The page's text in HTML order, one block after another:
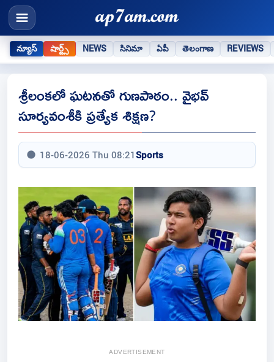
న్యూస్ షార్ట్స్ NEWS సినిమా ఏపీ తెలంగాణ REVIEWS
శ్రీలంకలో ఘటనతో గుణపాఠం.. వైభవ్
సూర్యవంశీకి ప్రత్యేక శిక్షణ?
18-06-2026 Thu 08:21Sports
ADVERTISEMENT